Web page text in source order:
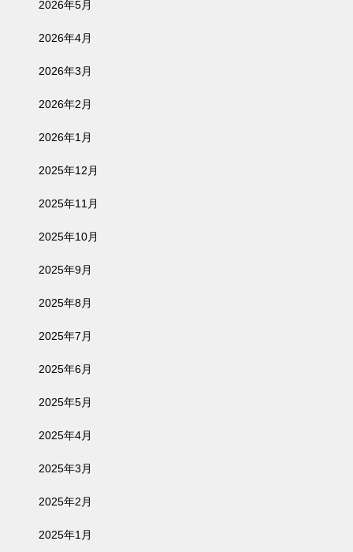
2026年5月
2026年4月
2026年3月
2026年2月
2026年1月
2025年12月
2025年11月
2025年10月
2025年9月
2025年8月
2025年7月
2025年6月
2025年5月
2025年4月
2025年3月
2025年2月
2025年1月